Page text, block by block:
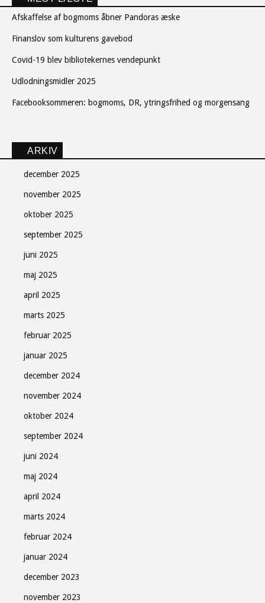
Afskaffelse af bogmoms åbner Pandoras æske
Finanslov som kulturens gavebod
Covid-19 blev bibliotekernes vendepunkt
Udlodningsmidler 2025
Facebooksommeren: bogmoms, DR, ytringsfrihed og morgensang
ARKIV
december 2025
november 2025
oktober 2025
september 2025
juni 2025
maj 2025
april 2025
marts 2025
februar 2025
januar 2025
december 2024
november 2024
oktober 2024
september 2024
juni 2024
maj 2024
april 2024
marts 2024
februar 2024
januar 2024
december 2023
november 2023